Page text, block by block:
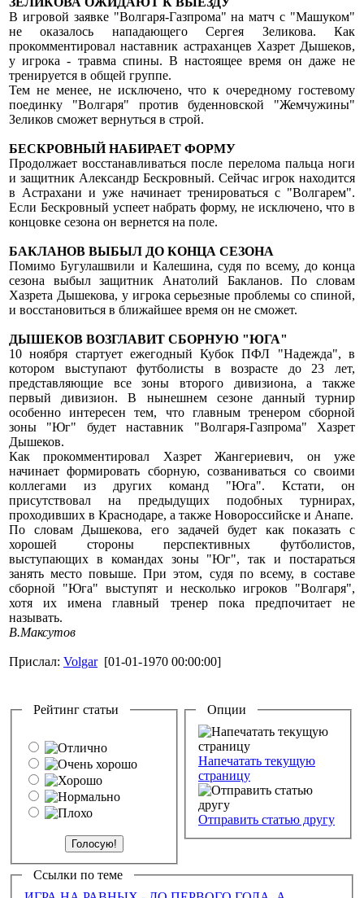
В игровой заявке "Волгаря-Газпрома" на матч с "Машуком"
не оказалось нападающего Сергея Зеликова. Как
прокомментировал наставник астраханцев Хазрет Дышеков,
у игрока - травма спины. В настоящее время он даже не
тренируется в общей группе.
Тем не менее, не исключено, что к очередному гостевому
поединку "Волгаря" против буденновской "Жемчужины"
Зеликов сможет вернуться в строй.
БЕСКРОВНЫЙ НАБИРАЕТ ФОРМУ
Продолжает восстанавливаться после перелома пальца ноги
и защитник Александр Бескровный. Сейчас игрок находится
в Астрахани и уже начинает тренироваться с "Волгарем".
Если Бескровный успеет набрать форму, не исключено, что в
концовке сезона он вернется на поле.
БАКЛАНОВ ВЫБЫЛ ДО КОНЦА СЕЗОНА
Помимо Бугулашвили и Калешина, судя по всему, до конца
сезона выбыл защитник Анатолий Бакланов. По словам
Хазрета Дышекова, у игрока серьезные проблемы со спиной,
и восстановиться в ближайшее время он не сможет.
ДЫШЕКОВ ВОЗГЛАВИТ СБОРНУЮ "ЮГА"
10 ноября стартует ежегодный Кубок ПФЛ "Надежда", в
котором выступают футболисты в возрасте до 23 лет,
представляющие все зоны второго дивизиона, а также
первый дивизион. В нынешнем сезоне данный турнир
особенно интересен тем, что главным тренером сборной
зоны "Юг" будет наставник "Волгаря-Газпрома" Хазрет
Дышеков.
Как прокомментировал Хазрет Жангериевич, он уже
начинает формировать сборную, созваниваться со своими
коллегами из других команд "Юга". Кстати, он
присутствовал на предыдущих подобных турнирах,
проходивших в Краснодаре, а также Новороссийске и Анапе.
По словам Дышекова, его задачей будет как показать с
хорошей стороны перспективных футболистов,
выступающих в командах зоны "Юг", так и постараться
занять место повыше. При этом, судя по всему, в составе
сборной "Юга" выступят и несколько игроков "Волгаря",
хотя их имена главный тренер пока предпочитает не
называть.
В.Максутов
Прислал: Volgar [01-01-1970 00:00:00]
Рейтинг статьи Опции
Напечатать текущую
страницу
Отправить статью другу
Ссылки по теме